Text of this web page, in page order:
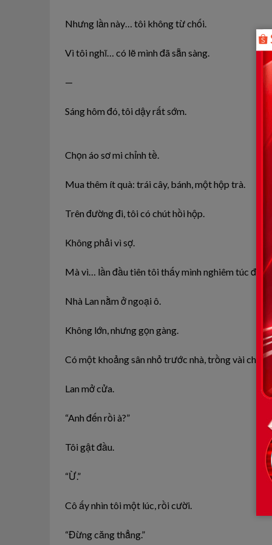
Nhưng lần này… tôi không từ chối.
Vì tôi nghĩ… có lẽ mình đã sẵn sàng.
—
Sáng hôm đó, tôi dậy rất sớm.
Chọn áo sơ mi chỉnh tề.
Mua thêm ít quà: trái cây, bánh, một hộp trà.
Trên đường đi, tôi có chút hồi hộp.
Không phải vì sợ.
Mà vì… lần đầu tiên tôi thấy mình nghiêm túc đến
Nhà Lan nằm ở ngoại ô.
Không lớn, nhưng gọn gàng.
Có một khoảng sân nhỏ trước nhà, trồng vài chậu
Lan mở cửa.
“Anh đến rồi à?”
Tôi gật đầu.
“Ừ.”
Cô ấy nhìn tôi một lúc, rồi cười.
“Đừng căng thẳng.”